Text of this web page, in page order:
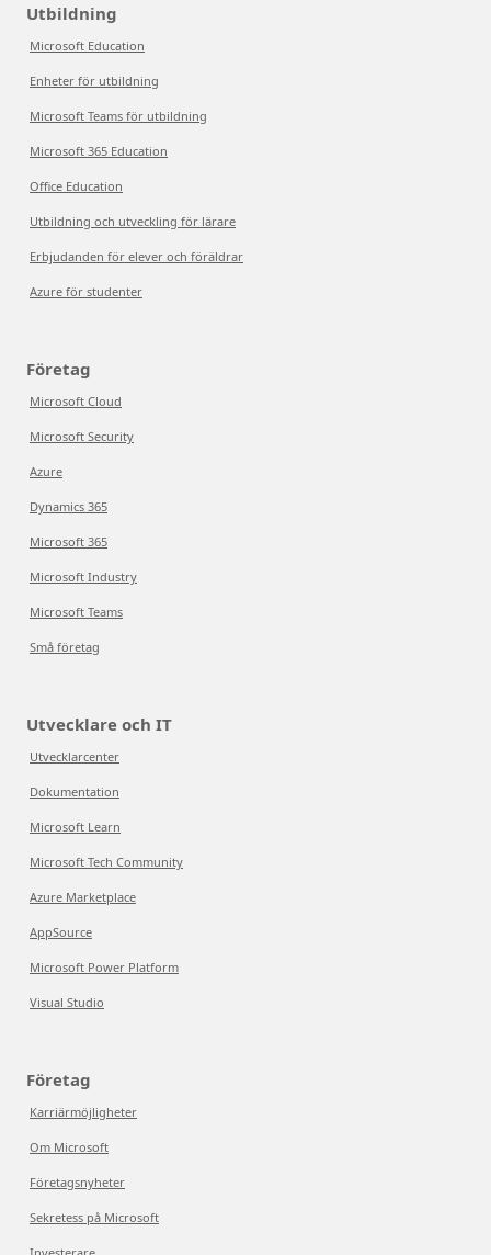
Utbildning
Microsoft Education
Enheter för utbildning
Microsoft Teams för utbildning
Microsoft 365 Education
Office Education
Utbildning och utveckling för lärare
Erbjudanden för elever och föräldrar
Azure för studenter
Företag
Microsoft Cloud
Microsoft Security
Azure
Dynamics 365
Microsoft 365
Microsoft Industry
Microsoft Teams
Små företag
Utvecklare och IT
Utvecklarcenter
Dokumentation
Microsoft Learn
Microsoft Tech Community
Azure Marketplace
AppSource
Microsoft Power Platform
Visual Studio
Företag
Karriärmöjligheter
Om Microsoft
Företagsnyheter
Sekretess på Microsoft